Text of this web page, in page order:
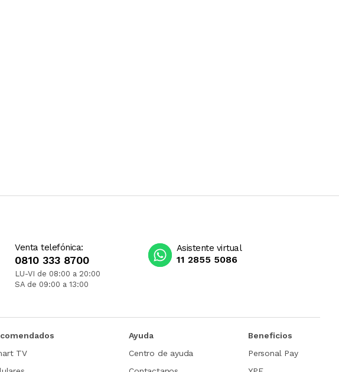
Venta telefónica:
0810 333 8700
LU-VI de 08:00 a 20:00
SA de 09:00 a 13:00
Asistente virtual
11 2855 5086
TV
Ayuda
Centro de ayuda
Beneficios
Personal Pay